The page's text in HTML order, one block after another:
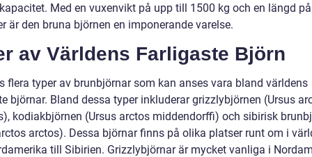
Med en vuxenvikt på upp till 1500 kg och en längd
är den bruna björnen en imponerande varelse.
av Världens Farligaste Björn
flera typer av brunbjörnar som kan anses vara bland världens
björnar. Bland dessa typer inkluderar grizzlybjörnen (Ursus
kodiakbjörnen (Ursus arctos middendorffi) och sibirisk
arctos). Dessa björnar finns på olika platser runt om i
till Sibirien. Grizzlybjörnar är mycket vanliga i